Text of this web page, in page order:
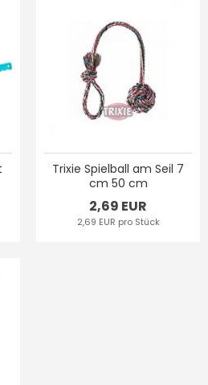
Trixie Spielball am Seil 7
cm 50 cm
2,69 EUR
2,69 EUR pro Stück